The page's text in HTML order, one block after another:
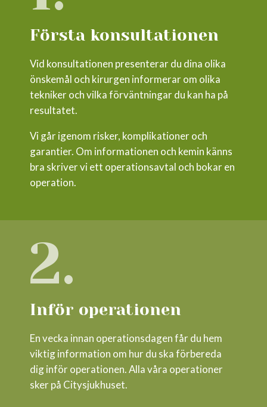
Första konsultationen
Vid konsultationen presenterar du dina olika
önskemål och kirurgen informerar om olika
tekniker och vilka förväntningar du kan ha på
resultatet.
Vi går igenom risker, komplikationer och
garantier. Om informationen och kemin känns
bra skriver vi ett operationsavtal och bokar en
operation.
2.
Inför operationen
En vecka innan operationsdagen får du hem
viktig information om hur du ska förbereda
dig inför operationen. Alla våra operationer
sker på Citysjukhuset.